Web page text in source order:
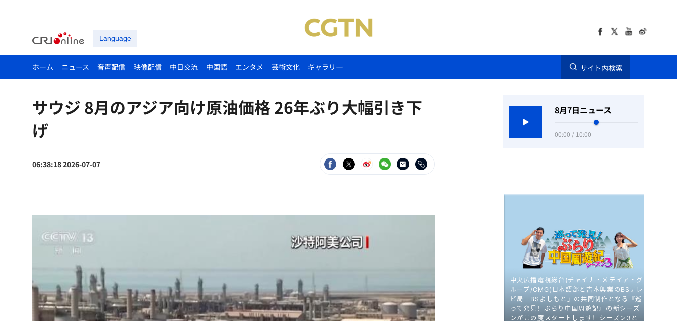
Language
ホーム ニュース 音声配信 映像配信 中日交流 中国語 エンタメ 芸術文化 ギャラリー サイト内検索
サウジ 8月のアジア向け原油価格 26年ぶり大幅引き下
げ
06:38:18 2026-07-07
8月7日ニュース
00:00 / 10:00